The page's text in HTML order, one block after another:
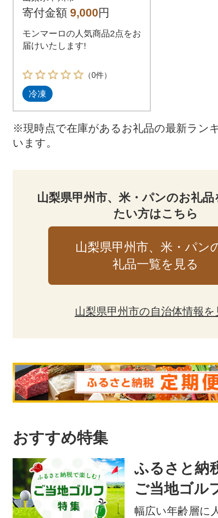
寄付金額 9,000円
モンマーロの人気商品2点をお
届けいたします!
（0件）
冷凍
※現時点で在庫があるお礼品の最新ラン
います。
山梨県甲州市、米・パンのお礼
たい方はこちら
山梨県甲州市、米・パン
礼品一覧を見る
山梨県甲州市の自治体情報を
おすすめ特集
ふるさと納
ご当地ゴル
幅広い年齢層に